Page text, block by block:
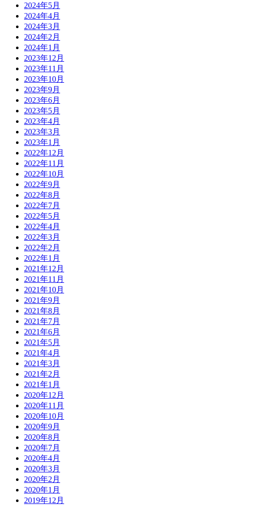
2024年5月
2024年4月
2024年3月
2024年2月
2024年1月
2023年12月
2023年11月
2023年10月
2023年9月
2023年6月
2023年5月
2023年4月
2023年3月
2023年1月
2022年12月
2022年11月
2022年10月
2022年9月
2022年8月
2022年7月
2022年5月
2022年4月
2022年3月
2022年2月
2022年1月
2021年12月
2021年11月
2021年10月
2021年9月
2021年8月
2021年7月
2021年6月
2021年5月
2021年4月
2021年3月
2021年2月
2021年1月
2020年12月
2020年11月
2020年10月
2020年9月
2020年8月
2020年7月
2020年4月
2020年3月
2020年2月
2020年1月
2019年12月